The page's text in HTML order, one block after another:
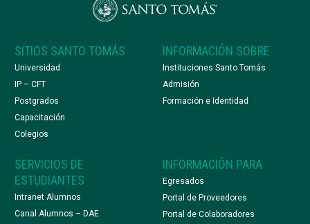
SITIOS SANTO TOMÁS
Universidad
IP – CFT
Postgrados
Capacitación
Colegios
INFORMACIÓN SOBRE
Instituciones Santo Tomás
Admisión
Formación e Identidad
SERVICIOS DE
ESTUDIANTES
Intranet Alumnos
Canal Alumnos – DAE
INFORMACIÓN PARA
Egresados
Portal de Proveedores
Portal de Colaboradores